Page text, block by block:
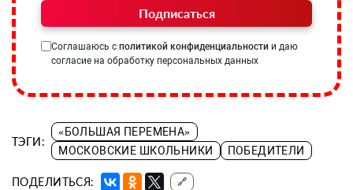
Подписаться
Соглашаюсь с политикой конфиденциальности и даю
согласие на обработку персональных данных
ТЭГИ:
«БОЛЬШАЯ ПЕРЕМЕНА»
МОСКОВСКИЕ ШКОЛЬНИКИ
ПОБЕДИТЕЛИ
ПОДЕЛИТЬСЯ: 🔗